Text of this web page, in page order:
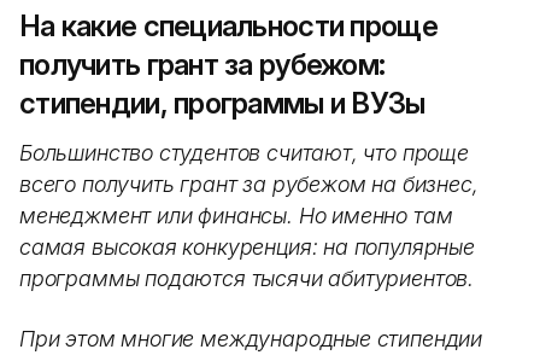
На какие специальности проще
получить грант за рубежом:
стипендии, программы и ВУЗы
Большинство студентов считают, что проще
всего получить грант за рубежом на бизнес,
менеджмент или финансы. Но именно там
самая высокая конкуренция: на популярные
программы подаются тысячи абитуриентов.
При этом многие международные стипендии